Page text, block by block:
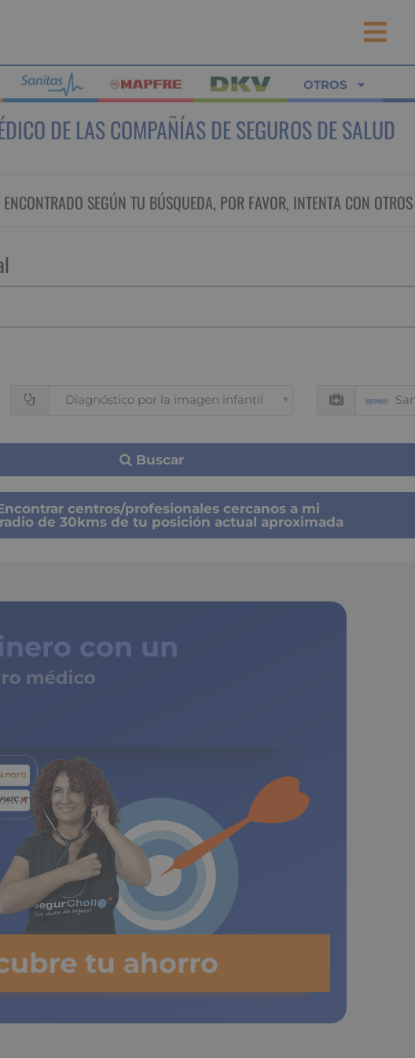
OTROS
DE LAS COMPAÑÍAS DE SEGUROS DE SALUD
SEGÚN TU BÚSQUEDA, POR FAVOR, INTENTA CON
Diagnóstico por la imagen infantil
Buscar
centros/profesionales cercanos a mi
de 30kms de tu posición actual aproximada
con un
médico
tu ahorro